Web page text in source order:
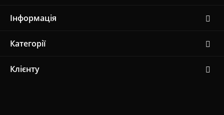
Інформація
Категорії
Клієнту